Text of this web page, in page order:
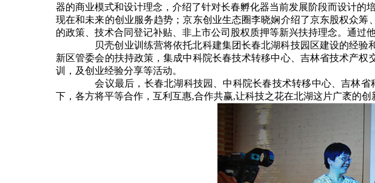
器的商业模式和设计理念，介绍了针对长春孵化器当前发展阶段而设计
现在和未来的创业服务趋势；京东创业生态圈李晓娴介绍了京东股权众
的政策、技术合同登记补贴、非上市公司股权质押等新兴扶持理念。通过
贝壳创业训练营将依托北科建集团长春北湖科技园 区建设的经验
新区管委会的扶持政策，集成中科院长春技术转移中心、吉林省技术产
训，及创业经验分享等活动。
会议最后，长春北湖科技园、中科院长春技术转移中心、吉林省
下，各方将平等合作，互利互惠,合作共赢,让科技之花在北湖这片广袤的创